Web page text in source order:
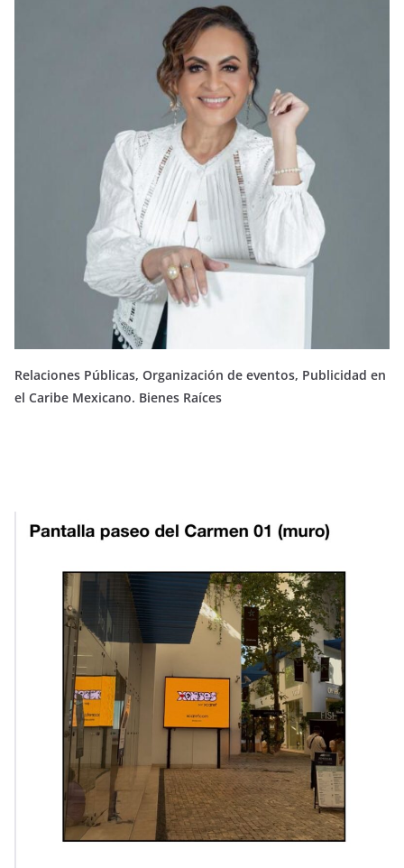
Relaciones Públicas, Organización de eventos, Publicidad en
el Caribe Mexicano. Bienes Raíces